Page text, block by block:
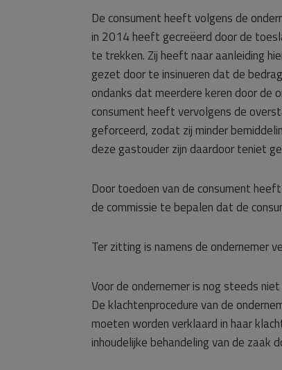
De consument heeft volgens de
in 2014 heeft gecreëerd door de
te trekken. Zij heeft naar aanleiding
gezet door te insinueren dat de
ondanks dat meerdere keren door de
consument heeft vervolgens de
geforceerd, zodat zij minder
deze gastouder zijn daardoor teniet
Door toedoen van de consument
de commissie te bepalen dat de
Ter zitting is namens de ondernemer
Voor de ondernemer is nog steeds
De klachtenprocedure van de
moeten worden verklaard in haar
inhoudelijke behandeling van de zaak